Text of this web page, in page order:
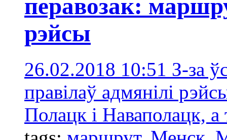
перавозак:
рэйсы
26.02.2018 10:51 З-за
правілаў адмянілі
Полацк і Наваполацк, а